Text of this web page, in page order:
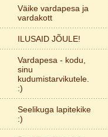
Väike vardapesa ja
vardakott
ILUSAID JÕULE!
Vardapesa - kodu,
sinu
kudumistarvikutele.
:)
Seelikuga lapitekike
:)